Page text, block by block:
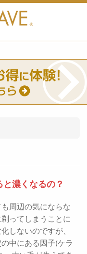
濃くなるの？
周辺の気にならな
ってしまうことに
しないのですが、
中にある因子(ケラ